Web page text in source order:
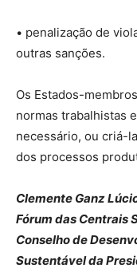
• penalização de
outras sanções.
Os Estados-
normas trabalhistas
necessário, ou criá-
dos processos
Clemente Ganz
Fórum das Centrais
Conselho de
Sustentável da